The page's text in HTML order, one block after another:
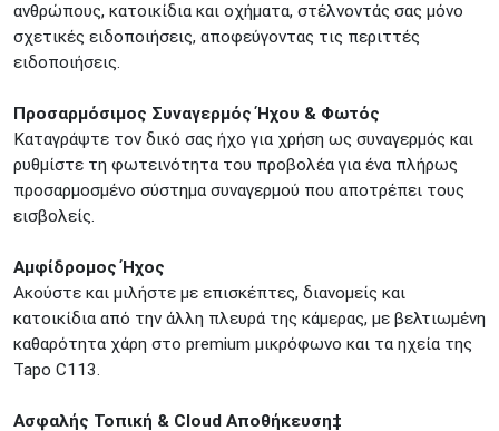
ανθρώπους, κατοικίδια και οχήματα, στέλνοντάς σας μόνο
σχετικές ειδοποιήσεις, αποφεύγοντας τις περιττές
ειδοποιήσεις.
Προσαρμόσιμος Συναγερμός Ήχου & Φωτός
Καταγράψτε τον δικό σας ήχο για χρήση ως συναγερμός και
ρυθμίστε τη φωτεινότητα του προβολέα για ένα πλήρως
προσαρμοσμένο σύστημα συναγερμού που αποτρέπει τους
εισβολείς.
Αμφίδρομος Ήχος
Ακούστε και μιλήστε με επισκέπτες, διανομείς και
κατοικίδια από την άλλη πλευρά της κάμερας, με βελτιωμένη
καθαρότητα χάρη στο premium μικρόφωνο και τα ηχεία της
Tapo C113.
Ασφαλής Τοπική & Cloud Αποθήκευση‡